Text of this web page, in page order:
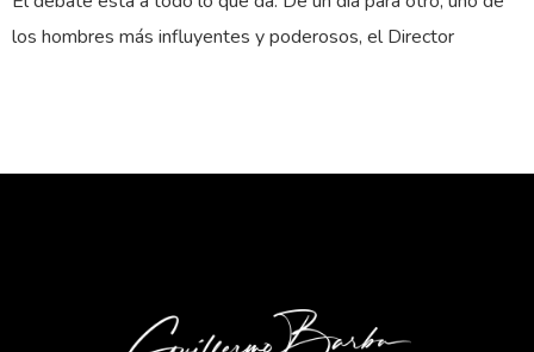
los hombres más influyentes y poderosos, el Director